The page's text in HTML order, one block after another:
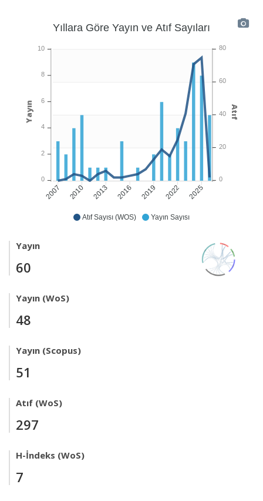
Atıf Sayısı (WOS) Yayın Sayısı
2007 2010 2013 2016 2019 2022 2025
Yıllara Göre Yayın ve Atıf Sayıları
80
60
40
20
0
Atıf
10
8
6
4
2
0
Yayın
Yayın
60
Yayın (WoS)
48
Yayın (Scopus)
51
Atıf (WoS)
297
H-İndeks (WoS)
7